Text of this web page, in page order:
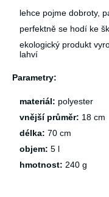
lehce pojme dobroty,
perfektně se hodí ke
ekologický produkt
lahví
Parametry:
materiál: polyester
vnější průměr: 18 cm
délka: 70 cm
objem: 5 l
hmotnost: 240 g